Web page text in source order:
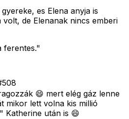
es Elena anyja is
de Elenanak nincs emberi
ferentes."
508
😄 mert elég gáz lenne
mikor lett volna kis millió
Katherine után is 😄